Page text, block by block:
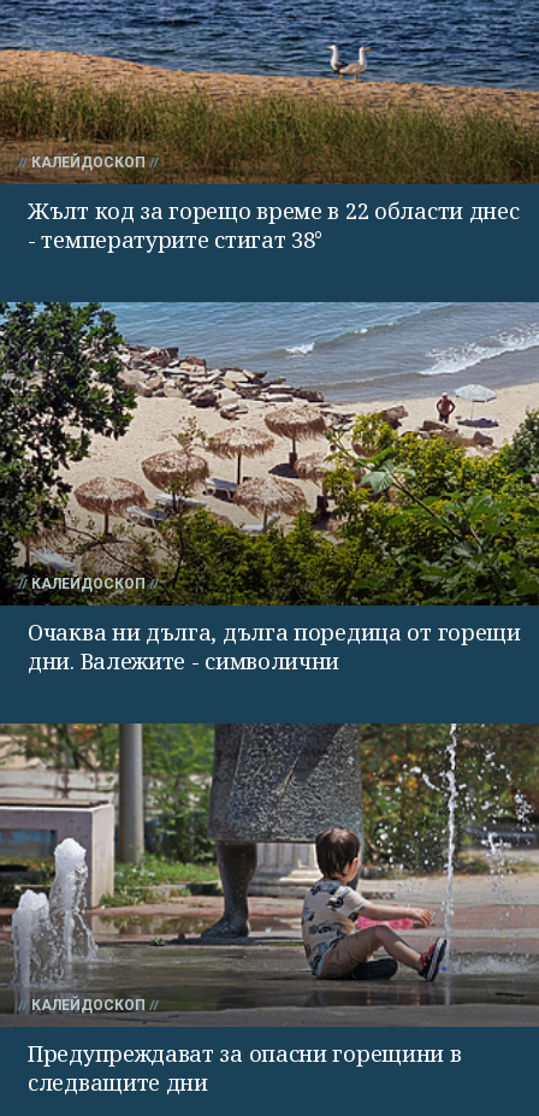
КАЛЕЙДОСКОП
Жълт код за горещо време в 22 области днес
- температурите стигат 38°
КАЛЕЙДОСКОП
Очаква ни дълга, дълга поредица от горещи
дни. Валежите - символични
КАЛЕЙДОСКОП
Предупреждават за опасни горещини в
следващите дни